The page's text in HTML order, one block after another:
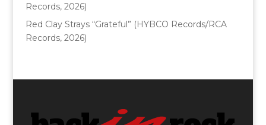
Records, 2026)
Red Clay Strays “Grateful” (HYBCO Records/RCA
Records, 2026)